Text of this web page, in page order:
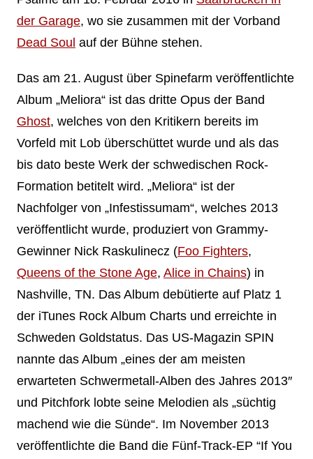
der Garage, wo sie zusammen mit der Vorband
Dead Soul auf der Bühne stehen.
Das am 21. August über Spinefarm veröffentlichte
Album „Meliora“ ist das dritte Opus der Band
Ghost, welches von den Kritikern bereits im
Vorfeld mit Lob überschüttet wurde und als das
bis dato beste Werk der schwedischen Rock-
Formation betitelt wird. „Meliora“ ist der
Nachfolger von „Infestissumam“, welches 2013
veröffentlicht wurde, produziert von Grammy-
Gewinner Nick Raskulinecz (Foo Fighters,
Queens of the Stone Age, Alice in Chains) in
Nashville, TN. Das Album debütierte auf Platz 1
der iTunes Rock Album Charts und erreichte in
Schweden Goldstatus. Das US-Magazin SPIN
nannte das Album „eines der am meisten
erwarteten Schwermetall-Alben des Jahres 2013″
und Pitchfork lobte seine Melodien als „süchtig
machend wie die Sünde“. Im November 2013
veröffentlichte die Band die Fünf-Track-EP “If You